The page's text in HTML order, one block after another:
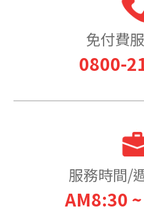
免付費
0800-
服務時間/
AM8:30